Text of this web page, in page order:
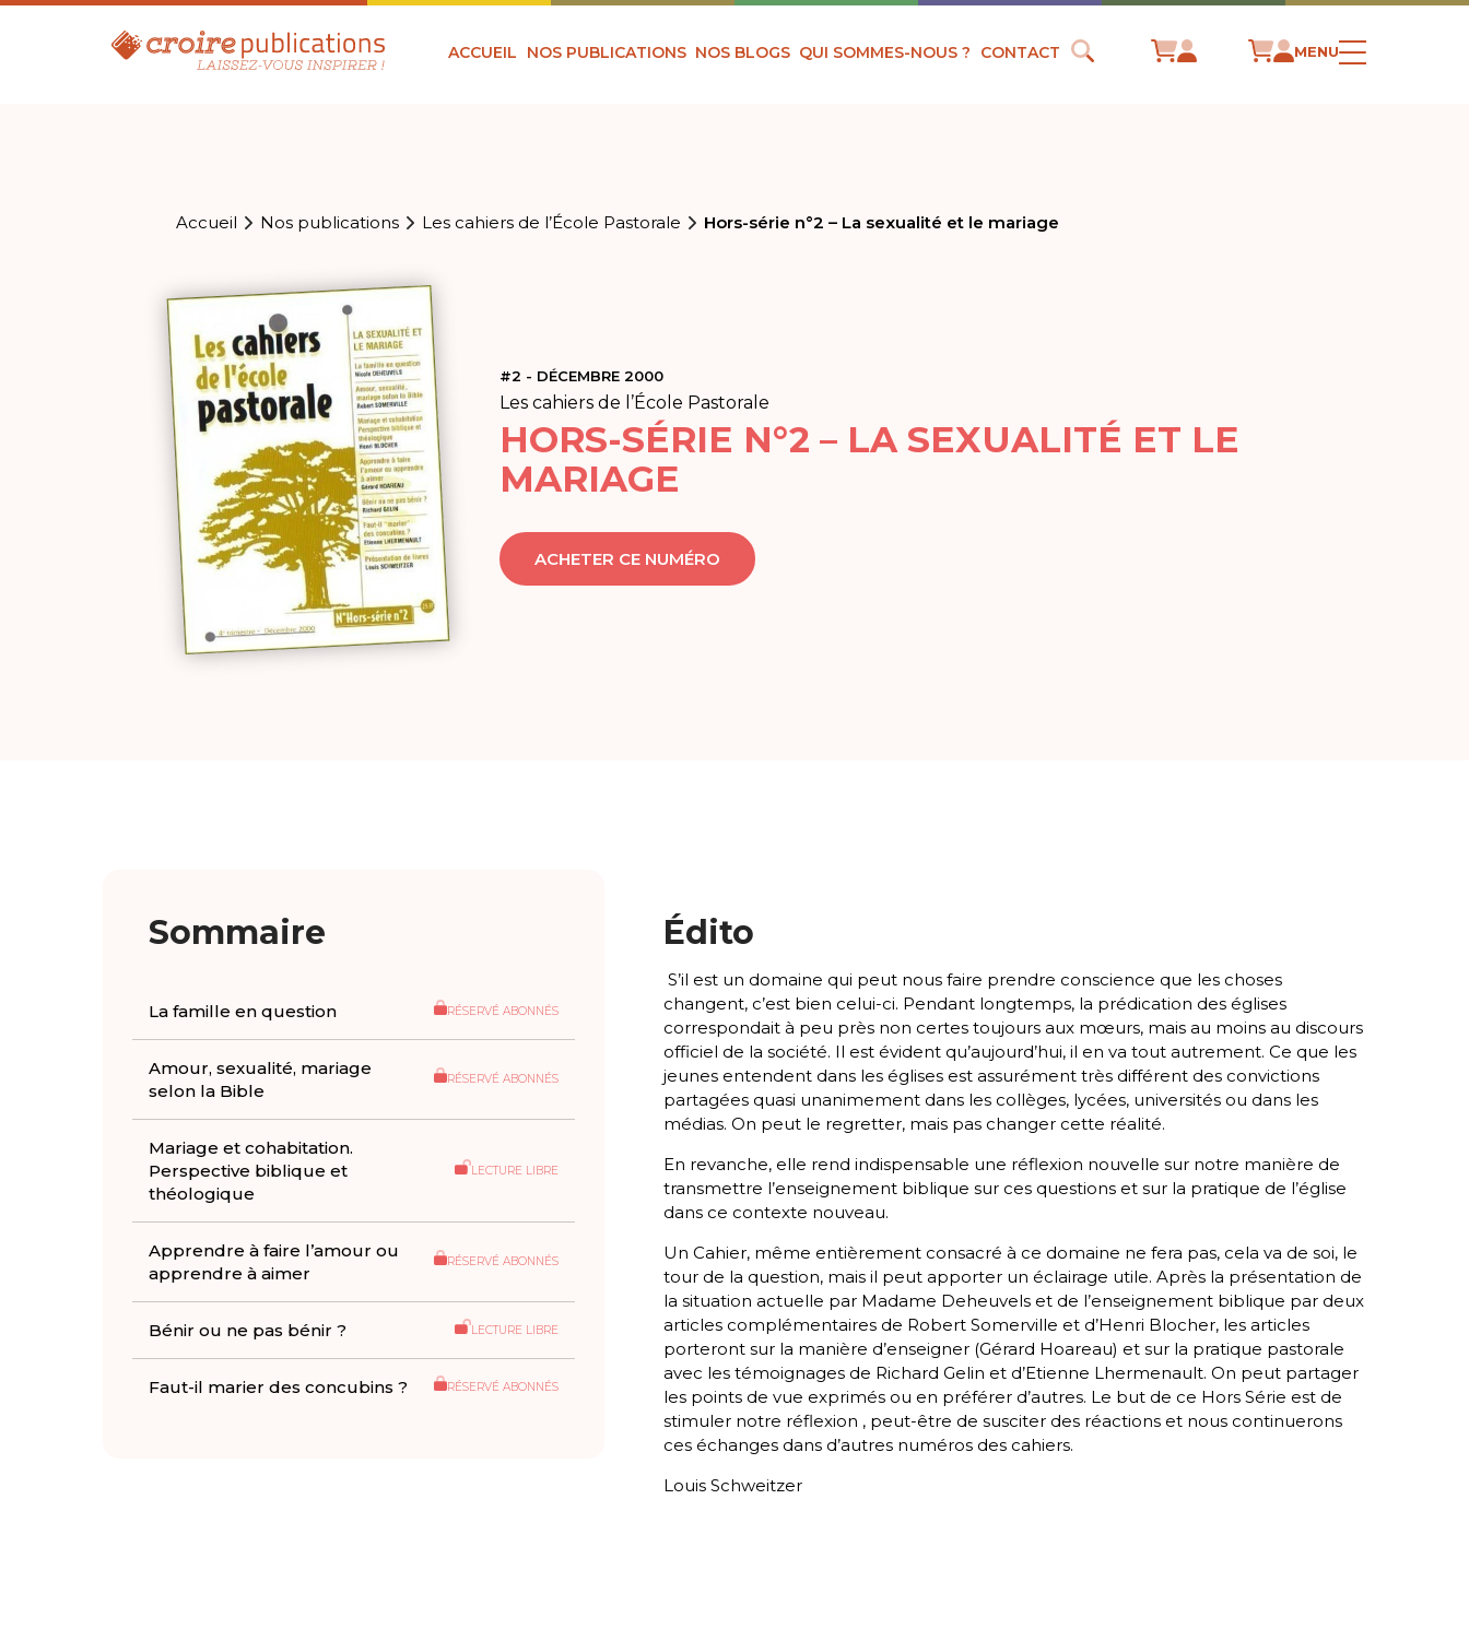
ACCUEIL NOS PUBLICATIONS NOS BLOGS QUI SOMMES-NOUS ? CONTACT MENU
Accueil Nos publications Les cahiers de l’École Pastorale Hors-série n°2 – La sexualité et le mariage
#2 - DÉCEMBRE 2000
Les cahiers de l’École Pastorale
HORS-SÉRIE N°2 – LA SEXUALITÉ ET LE
MARIAGE
ACHETER CE NUMÉRO
Sommaire
La famille en question RÉSERVÉ ABONNÉS
Amour, sexualité, mariage
selon la Bible
RÉSERVÉ ABONNÉS
Mariage et cohabitation.
Perspective biblique et
théologique
LECTURE LIBRE
Apprendre à faire l’amour ou
apprendre à aimer
RÉSERVÉ ABONNÉS
Bénir ou ne pas bénir ? LECTURE LIBRE
Faut-il marier des concubins ? RÉSERVÉ ABONNÉS
Édito
S’il est un domaine qui peut nous faire prendre conscience que les choses
changent, c’est bien celui-ci. Pendant longtemps, la prédication des églises
correspondait à peu près non certes toujours aux mœurs, mais au moins au discours
officiel de la société. Il est évident qu’aujourd’hui, il en va tout autrement. Ce que les
jeunes entendent dans les églises est assurément très différent des convictions
partagées quasi unanimement dans les collèges, lycées, universités ou dans les
médias. On peut le regretter, mais pas changer cette réalité.
En revanche, elle rend indispensable une réflexion nouvelle sur notre manière de
transmettre l’enseignement biblique sur ces questions et sur la pratique de l’église
dans ce contexte nouveau.
Un Cahier, même entièrement consacré à ce domaine ne fera pas, cela va de soi, le
tour de la question, mais il peut apporter un éclairage utile. Après la présentation de
la situation actuelle par Madame Deheuvels et de l’enseignement biblique par deux
articles complémentaires de Robert Somerville et d’Henri Blocher, les articles
porteront sur la manière d’enseigner (Gérard Hoareau) et sur la pratique pastorale
avec les témoignages de Richard Gelin et d’Etienne Lhermenault. On peut partager
les points de vue exprimés ou en préférer d’autres. Le but de ce Hors Série est de
stimuler notre réflexion , peut-être de susciter des réactions et nous continuerons
ces échanges dans d’autres numéros des cahiers.
Louis Schweitzer